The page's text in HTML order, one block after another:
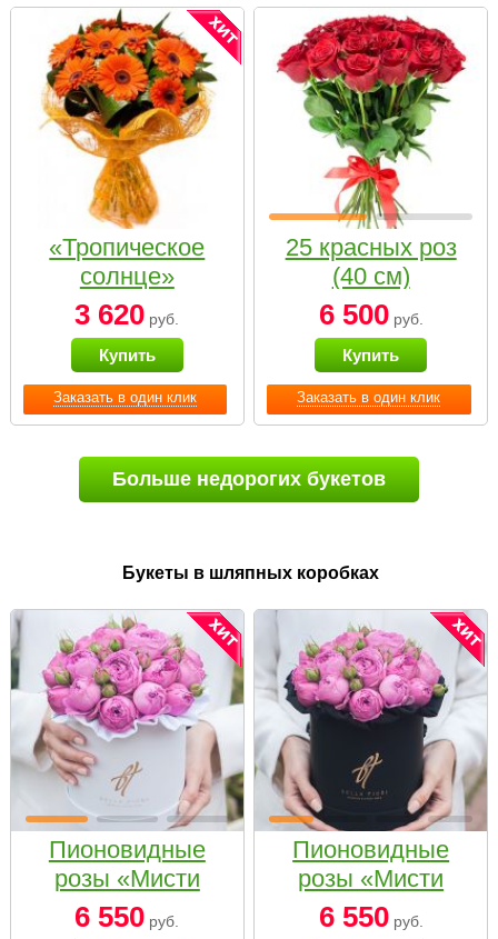
Заказать в один клик
«Тропическое
солнце»
3 620 руб.
Купить
Заказать в один клик
25 красных роз
(40 см)
6 500руб.
Купить
Больше недорогих букетов
Букеты в шляпных коробках
Пионовидные
розы «Мисти
бабблс» в белой
6 550 руб.
Пионовидные
розы «Мисти
бабблс» в
6 550руб.